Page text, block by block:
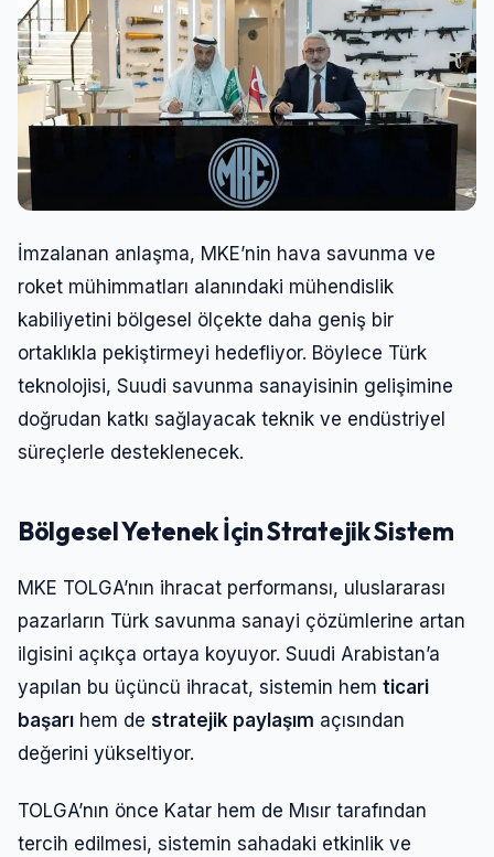
İmzalanan anlaşma, MKE’nin hava savunma ve
roket mühimmatları alanındaki mühendislik
kabiliyetini bölgesel ölçekte daha geniş bir
ortaklıkla pekiştirmeyi hedefliyor. Böylece Türk
teknolojisi, Suudi savunma sanayisinin gelişimine
doğrudan katkı sağlayacak teknik ve endüstriyel
süreçlerle desteklenecek.
Bölgesel Yetenek İçin Stratejik Sistem
MKE TOLGA’nın ihracat performansı, uluslararası
pazarların Türk savunma sanayi çözümlerine artan
ilgisini açıkça ortaya koyuyor. Suudi Arabistan’a
yapılan bu üçüncü ihracat, sistemin hem ticari
başarı hem de stratejik paylaşım açısından
değerini yükseltiyor.
TOLGA’nın önce Katar hem de Mısır tarafından
tercih edilmesi, sistemin sahadaki etkinlik ve